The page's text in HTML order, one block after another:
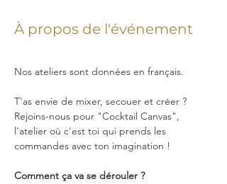
À propos de l'événement
Nos ateliers sont données en français.
T'as envie de mixer, secouer et créer ?
Rejoins-nous pour "Cocktail Canvas",
l'atelier où c'est toi qui prends les
commandes avec ton imagination !
Comment ça va se dérouler ?